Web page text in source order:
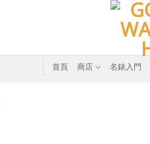
首頁 商店 名錶入門